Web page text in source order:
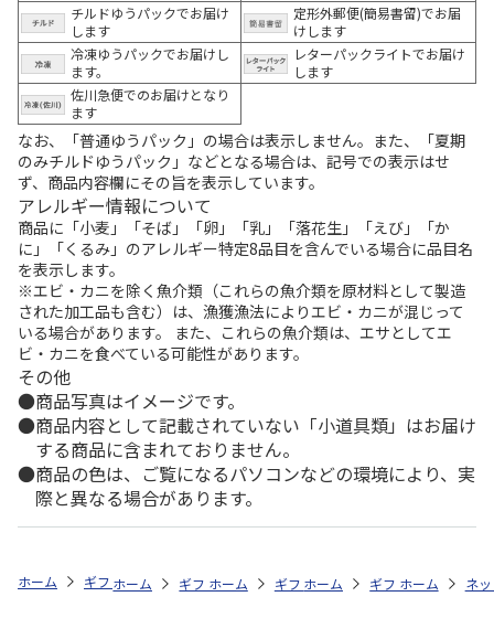
チルドゆうパックでお届け
します
定形外郵便(簡易書留)でお届
けします
冷凍ゆうパックでお届けし
ます。
レターパックライトでお届け
します
佐川急便でのお届けとなり
ます
なお、「普通ゆうパック」の場合は表示しません。また、「夏期
のみチルドゆうパック」などとなる場合は、記号での表示はせ
ず、商品内容欄にその旨を表示しています。
アレルギー情報について
商品に「小麦」「そば」「卵」「乳」「落花生」「えび」「か
に」「くるみ」のアレルギー特定8品目を含んでいる場合に品目名
を表示します。
※エビ・カニを除く魚介類（これらの魚介類を原材料として製造
された加工品も含む）は、漁獲漁法によりエビ・カニが混じって
いる場合があります。 また、これらの魚介類は、エサとしてエ
ビ・カニを食べている可能性があります。
その他
商品写真はイメージです。
商品内容として記載されていない「小道具類」はお届け
する商品に含まれておりません。
商品の色は、ご覧になるパソコンなどの環境により、実
際と異なる場合があります。
ホーム ギフトストア お中元・夏ギフト特集 2026 うなぎ・魚・海鮮
ホーム ギフトストア お中元・夏ギフト特集 2026
ホーム ギフトストア お中元・夏ギフト
ホーム ギフトストア お
ホーム ネ